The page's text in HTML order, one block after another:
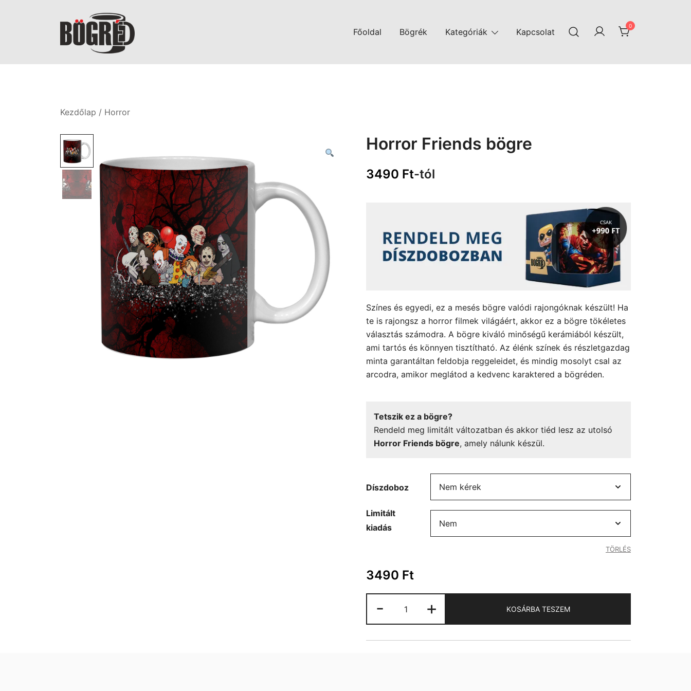
Bögréd
Főoldal Bögrék Kategóriák Kapcsolat
0
Kezdőlap / Horror
Horror Friends bögre
3490 Ft-tól
Színes és egyedi, ez a mesés bögre valódi rajongóknak készült! Ha
te is rajongsz a horror filmek világáért, akkor ez a bögre tökéletes
választás számodra. A bögre kiváló minőségű kerámiából készült,
ami tartós és könnyen tisztítható. Az élénk színek és részletgazdag
minta garantáltan feldobja reggeleidet, és mindig mosolyt csal az
arcodra, amikor meglátod a kedvenc karaktered a bögréden.
Tetszik ez a bögre?
Rendeld meg limitált változatban és akkor tiéd lesz az utolsó
Horror Friends bögre, amely nálunk készül.
Díszdoboz
Limitált
kiadás
TÖRLÉS
3490 Ft
-
Friends
bögre
mennyiség
+ KOSÁRBA TESZEM